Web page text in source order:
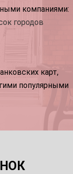
компаниями:
городов
карт,
популярными